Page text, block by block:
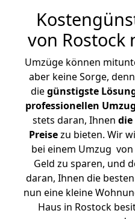
von Rostock
Umzüge können
aber keine Sorge,
diegünstigste
professionellen
stets daran, Ihnen die
Preisezu bieten. Wir
bei einem Umzug
Geld zu sparen, und
daran, Ihnen die
nun eine kleine
Haus in Rostock